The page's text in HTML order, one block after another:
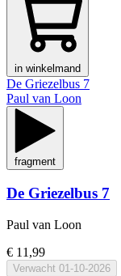
in winkelmand
De Griezelbus 7
Paul van Loon
fragment
De Griezelbus 7
Paul van Loon
€ 11,99
Verwacht 01-10-2026